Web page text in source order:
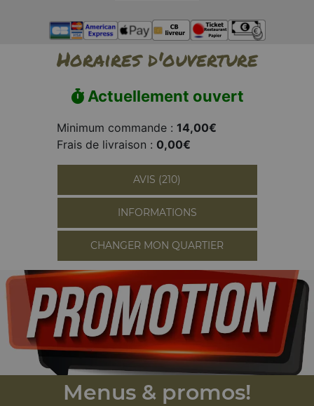
Horaires d'ouverture
Actuellement ouvert
Minimum commande : 14,00€
Frais de livraison : 0,00€
AVIS (210)
INFORMATIONS
CHANGER MON QUARTIER
Menus & promos!